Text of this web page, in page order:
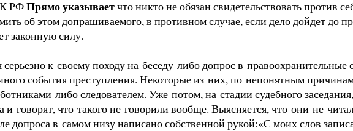
РФПрямо указываетчто никто не обязан свидетельствовать против
об этом допрашиваемого, в противном случае, если дело дойдет до
законную силу.
к своему походу на беседу либо допрос в
события преступления. Некоторые из них, по непонятным
либо следователем. Уже потом, на стадии судебного
говорят, что такого не говорили вообще. Выясняется, что они не
допроса в самом низу написано собственной рукой:«С моих слов